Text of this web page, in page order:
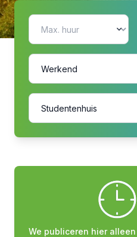
We publiceren hier alleen